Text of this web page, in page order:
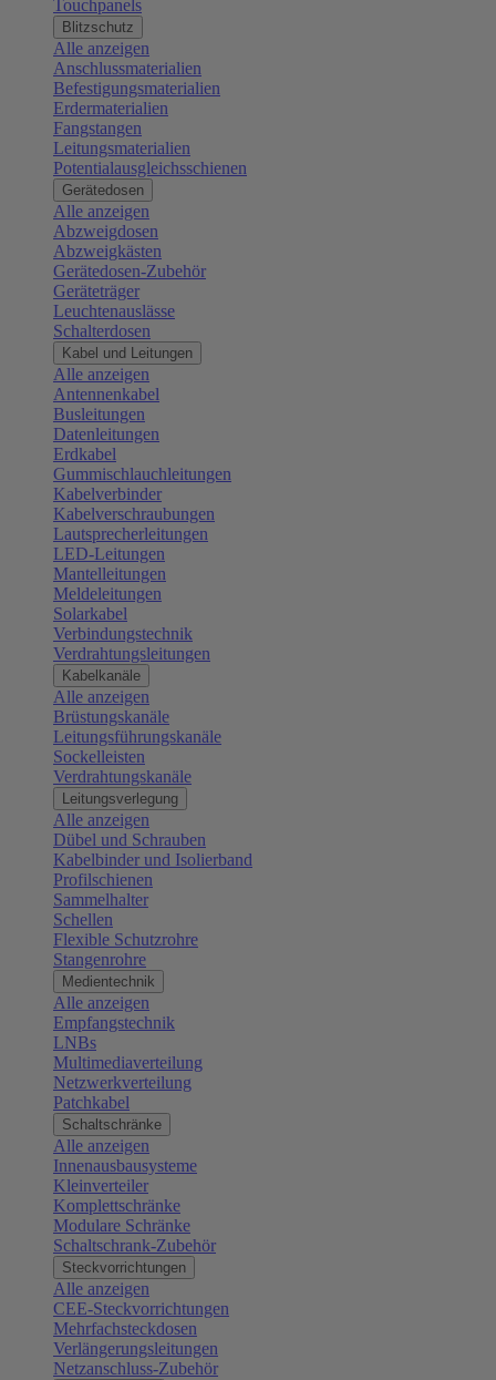
Touchpanels
Blitzschutz
Alle anzeigen
Anschlussmaterialien
Befestigungsmaterialien
Erdermaterialien
Fangstangen
Leitungsmaterialien
Potentialausgleichsschienen
Gerätedosen
Alle anzeigen
Abzweigdosen
Abzweigkästen
Gerätedosen-Zubehör
Geräteträger
Leuchtenauslässe
Schalterdosen
Kabel und Leitungen
Alle anzeigen
Antennenkabel
Busleitungen
Datenleitungen
Erdkabel
Gummischlauchleitungen
Kabelverbinder
Kabelverschraubungen
Lautsprecherleitungen
LED-Leitungen
Mantelleitungen
Meldeleitungen
Solarkabel
Verbindungstechnik
Verdrahtungsleitungen
Kabelkanäle
Alle anzeigen
Brüstungskanäle
Leitungsführungskanäle
Sockelleisten
Verdrahtungskanäle
Leitungsverlegung
Alle anzeigen
Dübel und Schrauben
Kabelbinder und Isolierband
Profilschienen
Sammelhalter
Schellen
Flexible Schutzrohre
Stangenrohre
Medientechnik
Alle anzeigen
Empfangstechnik
LNBs
Multimediaverteilung
Netzwerkverteilung
Patchkabel
Schaltschränke
Alle anzeigen
Innenausbausysteme
Kleinverteiler
Komplettschränke
Modulare Schränke
Schaltschrank-Zubehör
Steckvorrichtungen
Alle anzeigen
CEE-Steckvorrichtungen
Mehrfachsteckdosen
Verlängerungsleitungen
Netzanschluss-Zubehör